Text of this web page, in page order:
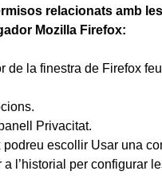
relacionats amb les
Mozilla Firefox:
de la finestra de Firefox
Privacitat.
podreu escollir Usar una
l’historial per configurar